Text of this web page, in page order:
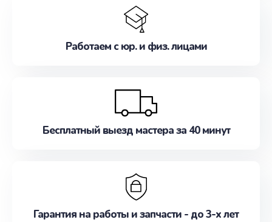
Работаем с юр. и физ. лицами
Бесплатный выезд мастера за 40 минут
Гарантия на работы и запчасти - до 3-х лет